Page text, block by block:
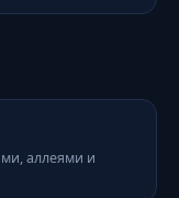
аллеями и